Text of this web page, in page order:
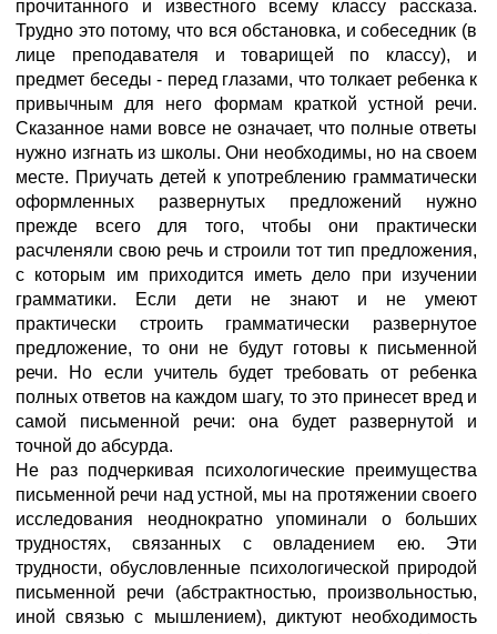
прочитанного и известного всему классу рассказа.
Трудно это потому, что вся обстановка, и собеседник (в
лице преподавателя и товарищей по классу), и
предмет беседы - перед глазами, что толкает ребенка к
привычным для него формам краткой устной речи.
Сказанное нами вовсе не означает, что полные ответы
нужно изгнать из школы. Они необходимы, но на своем
месте. Приучать детей к употреблению грамматически
оформленных развернутых предложений нужно
прежде всего для того, чтобы они практически
расчленяли свою речь и строили тот тип предложения,
с которым им приходится иметь дело при изучении
грамматики. Если дети не знают и не умеют
практически строить грамматически развернутое
предложение, то они не будут готовы к письменной
речи. Но если учитель будет требовать от ребенка
полных ответов на каждом шагу, то это принесет вред и
самой письменной речи: она будет развернутой и
точной до абсурда.
Не раз подчеркивая психологические преимущества
письменной речи над устной, мы на протяжении своего
исследования неоднократно упоминали о больших
трудностях, связанных с овладением ею. Эти
трудности, обусловленные психологической природой
письменной речи (абстрактностью, произвольностью,
иной связью с мышлением), диктуют необходимость